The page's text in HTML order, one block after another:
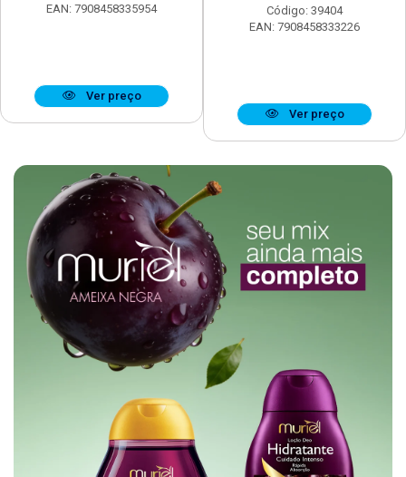
EAN: 7908458335954
Ver preço
Código: 39404
EAN: 7908458333226
Ver preço